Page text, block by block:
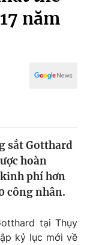
năm
sắt Gotthard
hoàn
phí hơn
công nhân.
tại Thụy
kỷ lục mới về